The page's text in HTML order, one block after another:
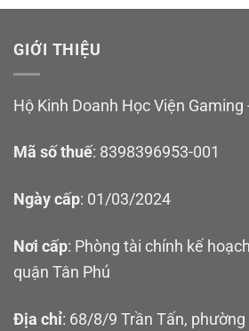
GIỚI THIỆU
Hộ Kinh Doanh Học Viện Gaming
Mã số thuế: 8398396953-001
Ngày cấp: 01/03/2024
Nơi cấp: Phòng tài chính kế
quận Tân Phú
Địa chỉ: 68/8/9 Trần Tấn, phường